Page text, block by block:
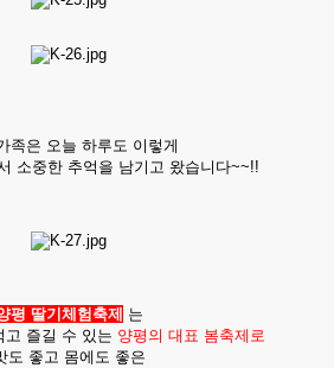
족은 오늘 하루도 이렇게
소중한 추억을 남기고 왔습니다~~!!
평 딸기체험축제 는
고 즐길 수 있는 양평의 대표 봄축제로
도 좋고 몸에도 좋은